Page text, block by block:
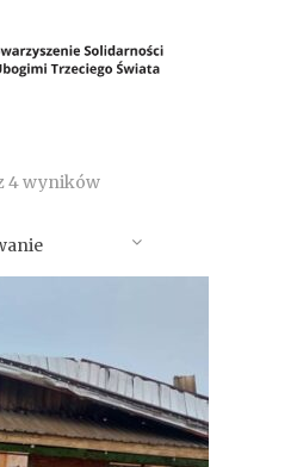
4 wyników